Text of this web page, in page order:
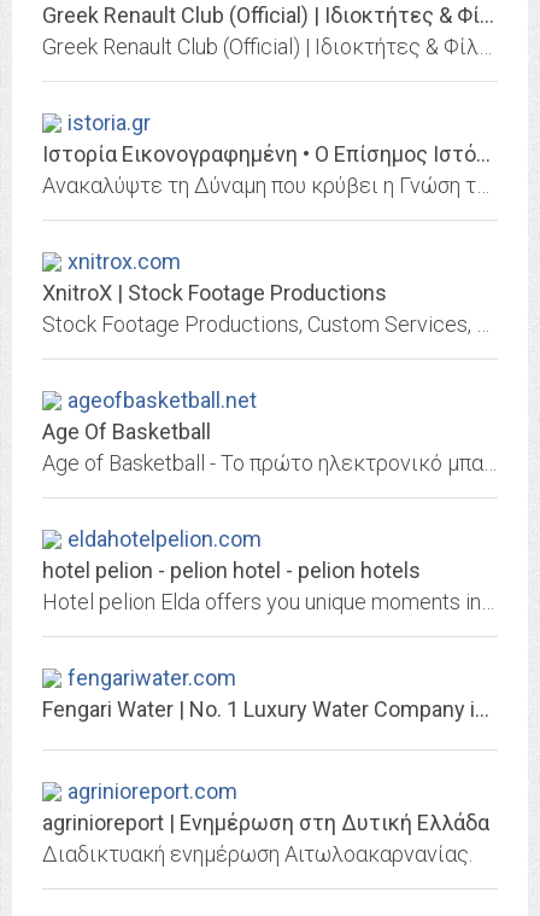
Greek Renault Club (Official) | Ιδιοκτήτες & Φίλοι Renault Ελλάδος
istoria.gr
Ιστορία Εικονογραφημένη • Ο Επίσημος Ιστότοπος του Περιοδικού
xnitrox.com
XnitroX | Stock Footage Productions
ageofbasketball.net
Age Of Basketball
eldahotelpelion.com
hotel pelion - pelion hotel - pelion hotels
fengariwater.com
Fengari Water | No. 1 Luxury Water Company in Greece®
agrinioreport.com
agrinioreport | Ενημέρωση στη Δυτική Ελλάδα
Διαδικτυακή ενημέρωση Αιτωλοακαρνανίας.